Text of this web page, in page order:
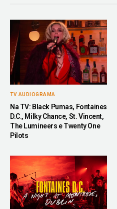
TV AUDIOGRAMA
Na TV: Black Pumas, Fontaines
D.C., Milky Chance, St. Vincent,
The Lumineers e Twenty One
Pilots